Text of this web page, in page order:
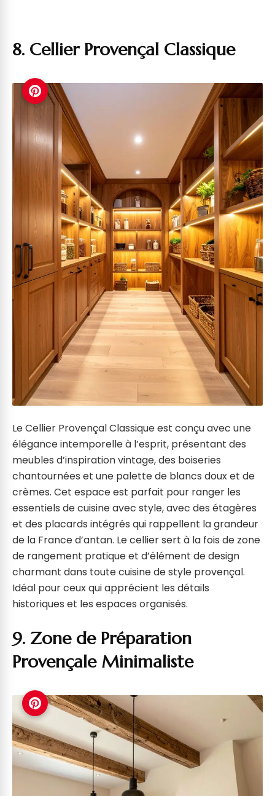
8. Cellier Provençal Classique
Le Cellier Provençal Classique est conçu avec une
élégance intemporelle à l’esprit, présentant des
meubles d’inspiration vintage, des boiseries
chantournées et une palette de blancs doux et de
crèmes. Cet espace est parfait pour ranger les
essentiels de cuisine avec style, avec des étagères
et des placards intégrés qui rappellent la grandeur
de la France d’antan. Le cellier sert à la fois de zone
de rangement pratique et d’élément de design
charmant dans toute cuisine de style provençal.
Idéal pour ceux qui apprécient les détails
historiques et les espaces organisés.
9. Zone de Préparation
Provençale Minimaliste